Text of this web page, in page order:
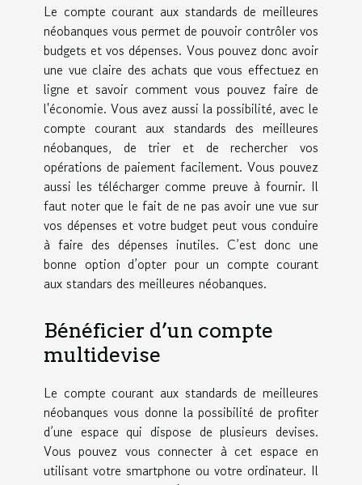
Le compte courant aux standards de meilleures
néobanques vous permet de pouvoir contrôler vos
budgets et vos dépenses. Vous pouvez donc avoir
une vue claire des achats que vous effectuez en
ligne et savoir comment vous pouvez faire de
l'économie. Vous avez aussi la possibilité, avec le
compte courant aux standards des meilleures
néobanques, de trier et de rechercher vos
opérations de paiement facilement. Vous pouvez
aussi les télécharger comme preuve à fournir. Il
faut noter que le fait de ne pas avoir une vue sur
vos dépenses et votre budget peut vous conduire
à faire des dépenses inutiles. C’est donc une
bonne option d’opter pour un compte courant
aux standars des meilleures néobanques.
Bénéficier d’un compte
multidevise
Le compte courant aux standards de meilleures
néobanques vous donne la possibilité de profiter
d’une espace qui dispose de plusieurs devises.
Vous pouvez vous connecter à cet espace en
utilisant votre smartphone ou votre ordinateur. Il